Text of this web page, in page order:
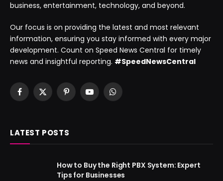
business, entertainment, technology, and beyond.
Our focus is on providing the latest and most relevant
information, ensuring you stay informed with every major
development. Count on Speed News Central for timely
news and insightful reporting. #SpeedNewsCentral
Facebook
X
PinterestYouTubeWhatsApp
LATEST POSTS
How to Buy the Right PBX System: Expert
Tips for Businesses